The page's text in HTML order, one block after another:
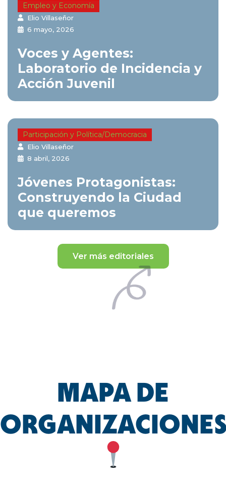
Empleo y Economía
Elio Villaseñor
6 mayo, 2026
Voces y Agentes:
Laboratorio de Incidencia y
Acción Juvenil
Participación y Política/Democracia
Elio Villaseñor
8 abril, 2026
Jóvenes Protagonistas:
Construyendo la Ciudad
que queremos
Ver más editoriales
MAPA DE